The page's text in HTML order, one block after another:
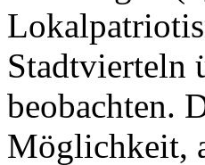
Stadtvierteln
beobachten.
Möglichkeit,